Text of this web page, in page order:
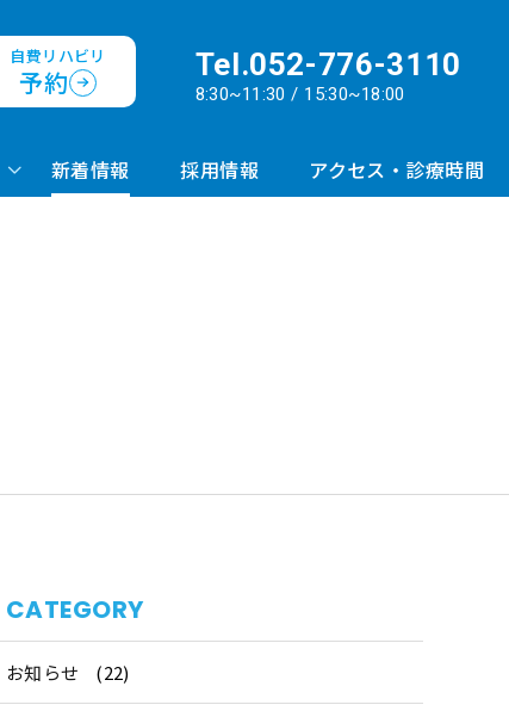
自費リハビリ
予約 Tel.052-776-3110
8:30~11:30 / 15:30~18:00
新着情報 採用情報 アクセス・診療時間
CATEGORY
お知らせ (22)